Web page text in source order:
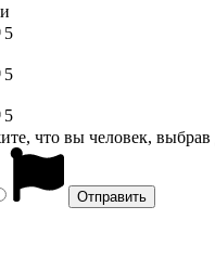
5
5
5
что вы человек, выбрав